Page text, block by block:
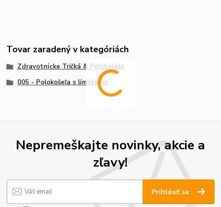
Tovar zaradený v kategóriách
Zdravotnícke Tričká & Polokošele
005 - Polokošeľa s límčekom
Nepremeškajte novinky, akcie a
zľavy!
Prihlásiť sa